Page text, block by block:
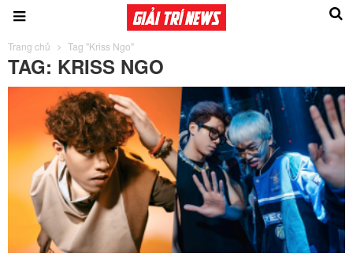
Trang chủ Tag "Kriss Ngo"
TAG: KRISS NGO